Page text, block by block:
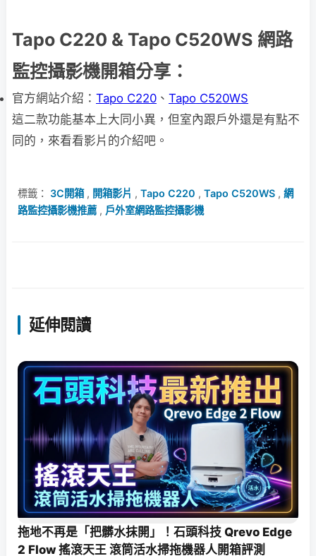
Tapo C220 & Tapo C520WS 網路
監控攝影機開箱分享：
官方網站介紹： Tapo C220 、 Tapo C520WS
這二款功能基本上大同小異，但室內跟戶外還是有點不
同的，來看看影片的介紹吧。
標籤： 3C開箱, 開箱影片 , Tapo C220 , Tapo C520WS , 網
路監控攝影機推薦, 戶外室網路監控攝影機
延伸閱讀
拖地不再是「把髒水抹開」！石頭科技 Qrevo Edge
2 Flow 搖滾天王 滾筒活水掃拖機器人開箱評測